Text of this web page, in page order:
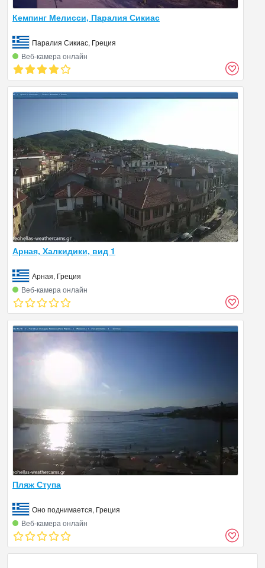
Кемпинг Мелисси, Паралия Сикиас
Паралия Сикиас, Греция
Веб‑камера онлайн
Арная, Халкидики, вид 1
Арная, Греция
Веб‑камера онлайн
Пляж Ступа
Оно поднимается, Греция
Веб‑камера онлайн